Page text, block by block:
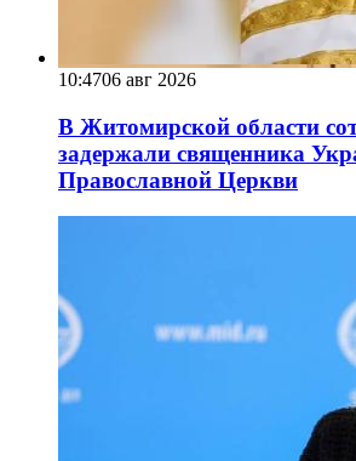
10:4706 авг 2026
В Житомирской области
задержали священника
Православной Церкви